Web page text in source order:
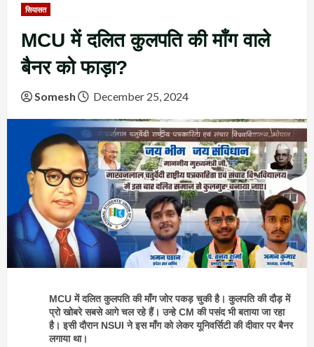
सियासत
MCU में दलित कुलपति की माँग वाले
बैनर को फाड़ा?
Somesh December 25, 2024
MCU में दलित कुलपति की माँग जोर पकड़ चुकी है। कुलपति की दौड़ में
प्रो खोबरे सबसे आगे चल रहे हैं। उन्हे CM की पसंद भी बताया जा रहा
है। इसी दौरान NSUI ने इस माँग को लेकर यूनिवर्सिटी की दीवार पर बैनर
लगाया था।